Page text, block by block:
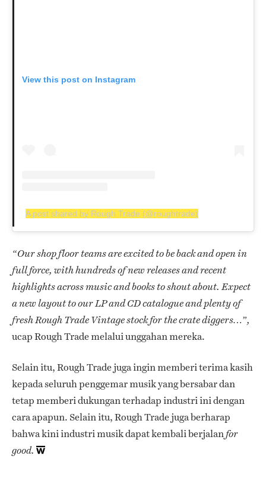
View this post on Instagram
A post shared by Rough Trade (@roughtrade)
“Our shop floor teams are excited to be back and open in
full force, with hundreds of new releases and recent
highlights across music and books to shout about. Expect
a new layout to our LP and CD catalogue and plenty of
fresh Rough Trade Vintage stock for the crate diggers…”,
ucap Rough Trade melalui unggahan mereka.
Selain itu, Rough Trade juga ingin memberi terima kasih
kepada seluruh penggemar musik yang bersabar dan
tetap memberi dukungan terhadap industri ini dengan
cara apapun. Selain itu, Rough Trade juga berharap
bahwa kini industri musik dapat kembali berjalan for
good.